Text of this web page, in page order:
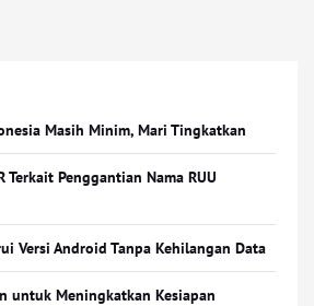
Masih Minim, Mari Tingkatkan
Terkait Penggantian Nama RUU
Versi Android Tanpa Kehilangan Data
untuk Meningkatkan Kesiapan